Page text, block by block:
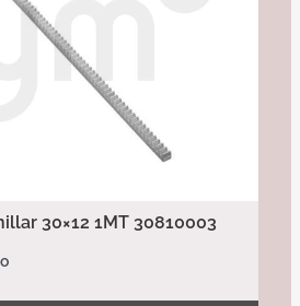
30×12 1MT 30810003